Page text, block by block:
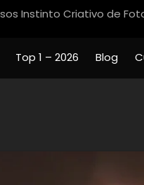
Instinto Criativo de
Top 1 – 2026 Blog